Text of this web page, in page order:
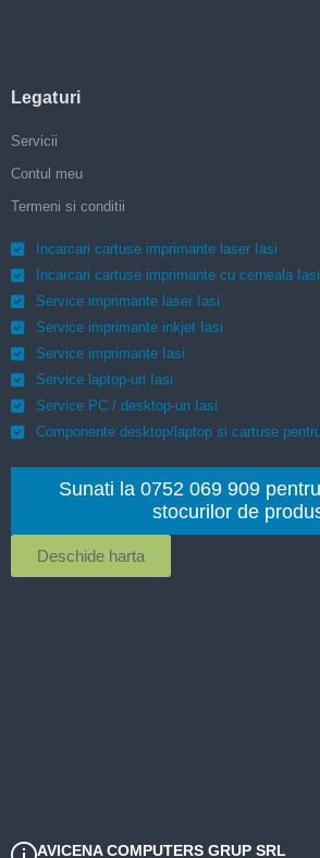
AVICENA COMPUTERS GRUP SRL
Legaturi
Servicii
Contul meu
Termeni si conditii
Incarcari cartuse imprimante laser Iasi
Incarcari cartuse imprimante cu cerneala Iasi
Service imprimante laser Iasi
Service imprimante inkjet Iasi
Service imprimante Iasi
Service laptop-uri Iasi
Service PC / desktop-uri Iasi
Componente desktop/laptop si cartuse
Sunati la 0752 069 909
stocurilor de
Deschide harta